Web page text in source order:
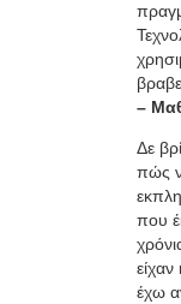
–
Δε
πώς
που
έχω